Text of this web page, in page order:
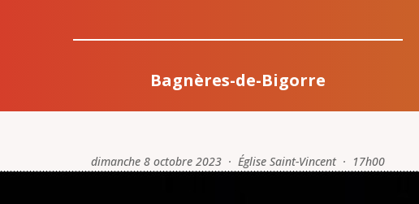
Bagnères-de-Bigorre
dimanche 8 octobre 2023 · Église Saint-Vincent · 17h00